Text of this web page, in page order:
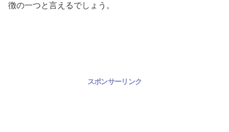
徴の一つと言えるでしょう。
スポンサーリンク